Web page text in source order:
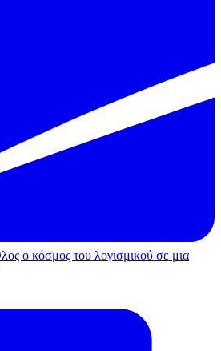
ο κόσμος του λογισμικού σε μια